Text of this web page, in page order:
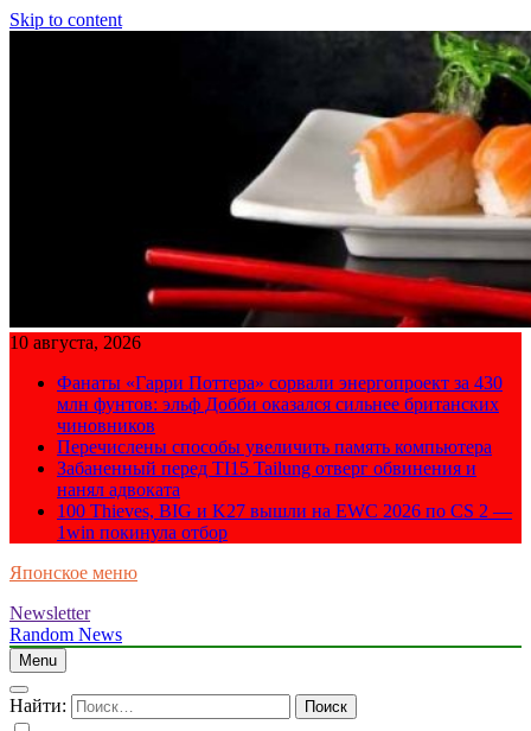
Skip to content
10 августа, 2026
Фанаты «Гарри Поттера» сорвали энергопроект за 430
млн фунтов: эльф Добби оказался сильнее британских
чиновников
Перечислены способы увеличить память компьютера
Забаненный перед TI15 Tailung отверг обвинения и
нанял адвоката
100 Thieves, BIG и K27 вышли на EWC 2026 по CS 2 —
1win покинула отбор
Японское меню
Newsletter
Random News
Menu
Найти: